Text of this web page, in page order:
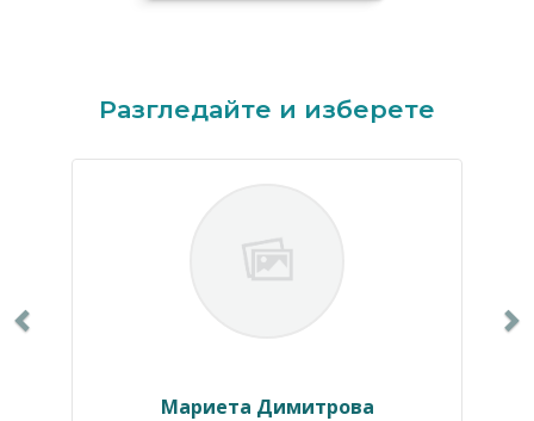
Разгледайте и изберете
Мариета Димитрова